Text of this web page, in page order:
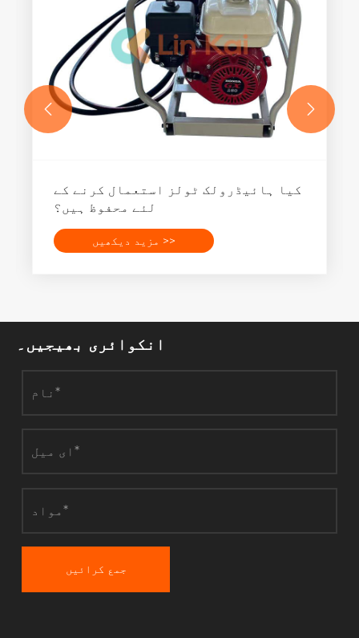
اپنے پروجیکٹ کے لیے صحیح ہائیڈرولک
ٹولز کا انتخاب کیسے کریں؟
مزید دیکھیں >>
 
انکوائری بھیجیں۔
جمع کرائیں